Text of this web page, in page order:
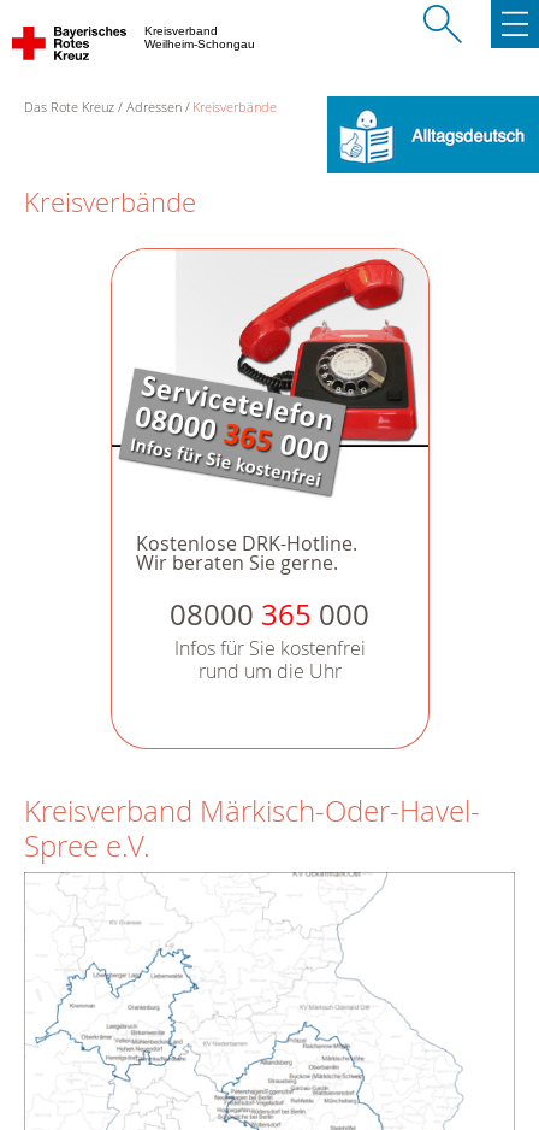
Kreisverband
Weilheim-Schongau
Das Rote Kreuz Adressen Kreisverbände
Kreisverbände
Kostenlose DRK-Hotline.
Wir beraten Sie gerne.
08000 365 000
Infos für Sie kostenfrei
rund um die Uhr
Kreisverband Märkisch-Oder-Havel-
Spree e.V.